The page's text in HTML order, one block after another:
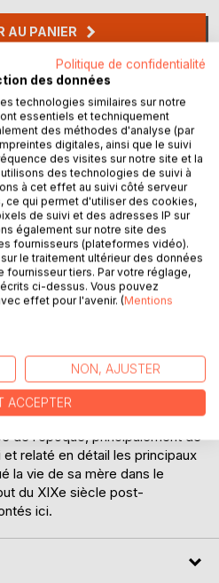
AU PANIER
un peu particulière...
et un tableau. Le
née en 1789, qui fut
ce jour, où il trône dans
regarde retracer ici son
tragiques… Étant le
chance de disposer d’une
de l’époque, principalement de
relaté en détail les principaux
la vie de sa mère dans le
du XIXe siècle post-
ici.
Politique de confidentialité
des données
technologies similaires sur notre
essentiels et techniquement
des méthodes d'analyse (par
digitales, ainsi que le suivi
des visites sur notre site et la
des technologies de suivi à
à cet effet au suivi côté serveur
ce qui permet d'utiliser des cookies,
de suivi et des adresses IP sur
également sur notre site des
fournisseurs (plateformes vidéo).
le traitement ultérieur des données
fournisseur tiers. Par votre réglage,
ci-dessus. Vous pouvez
effet pour l'avenir. (Mentions
NON, AJUSTER
ACCEPTER